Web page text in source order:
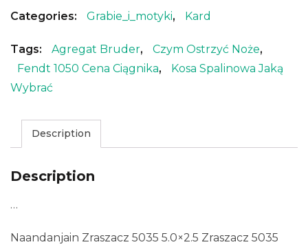
Categories: Grabie_i_motyki, Kard
Tags: Agregat Bruder, Czym Ostrzyć Noże,
Fendt 1050 Cena Ciągnika,
Kosa Spalinowa Jaką
Wybrać
Description
Description
…
Naandanjain Zraszacz 5035 5.0×2.5 Zraszacz 5035